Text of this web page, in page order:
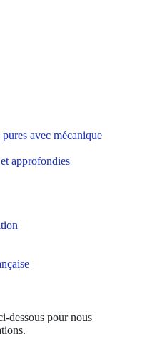
avec mécanique
approfondies
dessous pour nous